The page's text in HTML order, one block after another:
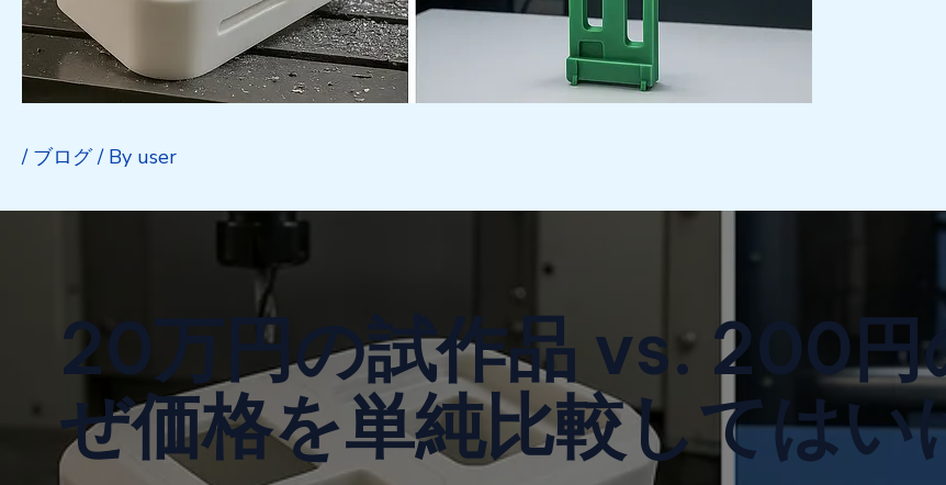
/ ブログ/ By user
20万円の試作品 vs. 200円
ぜ価格を単純比較してはい